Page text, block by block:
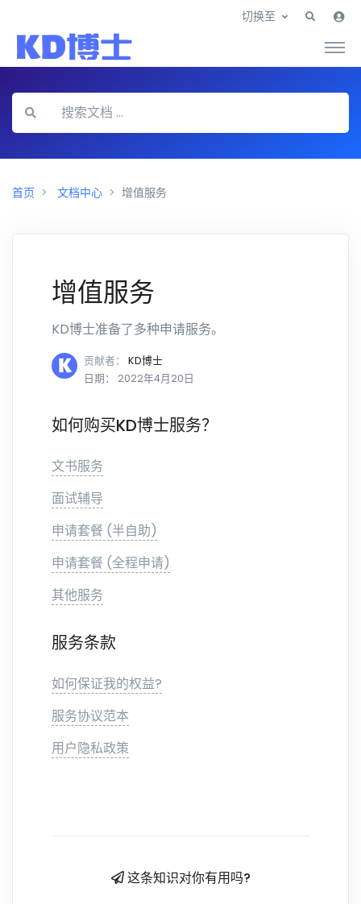
切换至
首页 文档中心 增值服务
增值服务
KD博士准备了多种申请服务。
贡献者：
KD博士
日期： 2022年4月20日
如何购买KD博士服务？
文书服务
面试辅导
申请套餐 (半自助)
申请套餐 (全程申请)
其他服务
服务条款
如何保证我的权益?
服务协议范本
用户隐私政策
这条知识对你有用吗?